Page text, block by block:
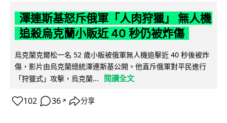
澤連斯基怒斥俄軍「人肉狩獵」 無人機
追殺烏克蘭小販近 40 秒仍被炸傷
烏克蘭克爾松一名 52 歲小販被俄軍無人機追擊近 40 秒後被炸
傷，影片由烏克蘭總統澤連斯基公開。他直斥俄軍對平民進行
「狩獵式」攻擊，烏克蘭...
閱讀全文
102 36 ↗ 分享